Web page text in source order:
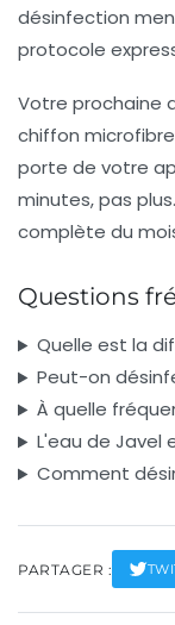
désinfection
protocole
Votre prochaine
chiffon
porte de votre
minutes, pas
complète du
Questions
Quelle est la
Peut-on
À quelle
L'eau de Javel
Comment
PARTAGER :